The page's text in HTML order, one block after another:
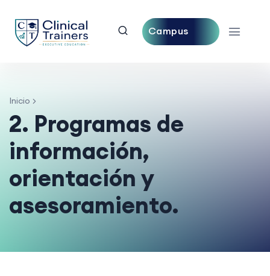
Campus
Inicio
2. Programas de
información,
orientación y
asesoramiento.